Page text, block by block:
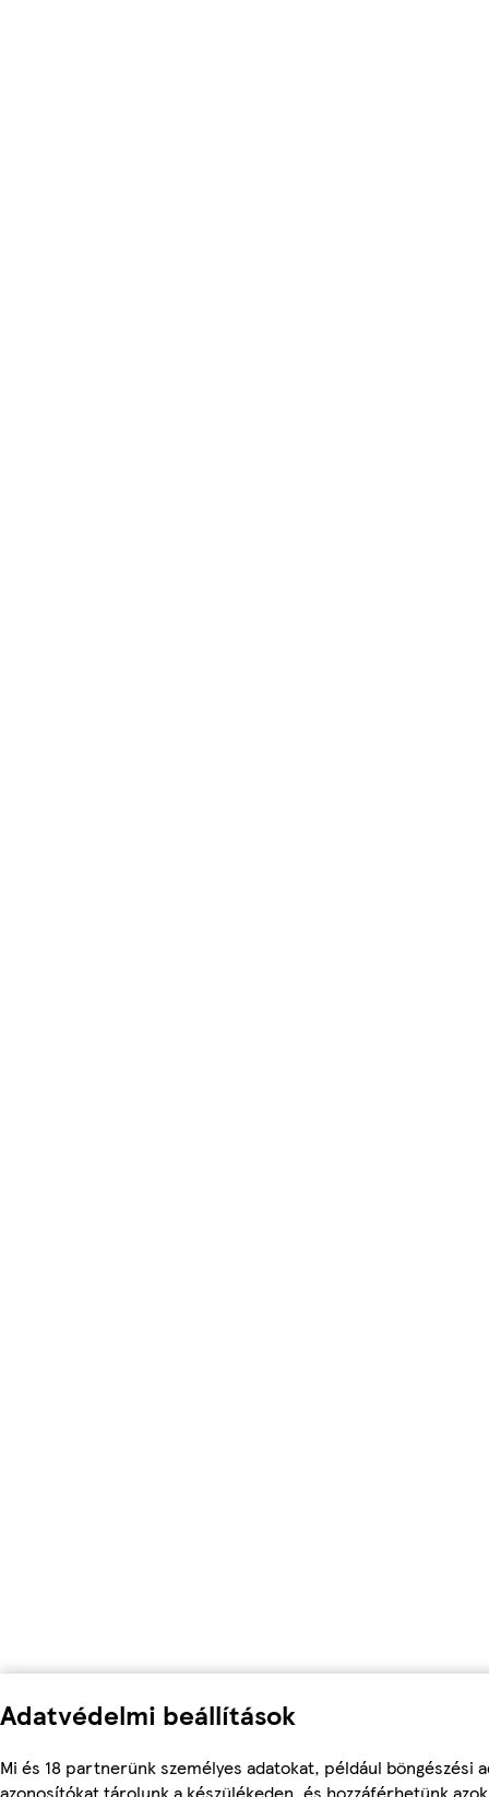
Adatvédelmi beállítások
Mi és 18 partnerünk személyes adatokat, például böngészési
azonosítókat tárolunk a készülékeden, és hozzáférhetünk